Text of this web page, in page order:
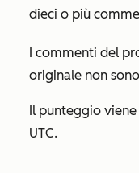
dieci o più
I commenti del
originale non
Il punteggio
UTC.